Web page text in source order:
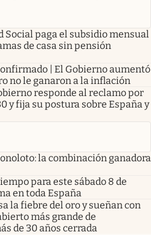
Social paga el subsidio mensual
de casa sin pensión
| El Gobierno aumentó
no le ganaron a la inflación
responde al reclamo por
y fija su postura sobre España y
la combinación ganadora
para este sábado 8 de
en toda España
la fiebre del oro y sueñan con
más grande de
de 30 años cerrada